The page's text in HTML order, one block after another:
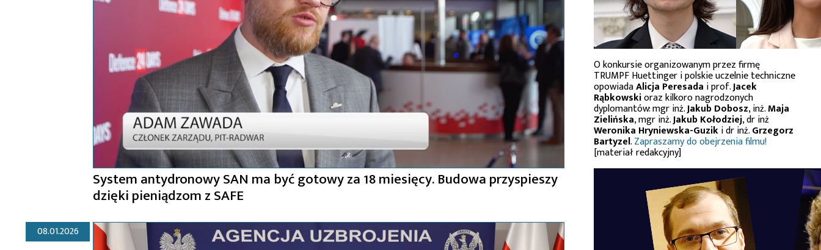
System antydronowy SAN ma być gotowy za 18 miesięcy. Budowa przyspieszy
dzięki pieniądzom z SAFE
08.01.2026
O konkursie organizowanym przez firmę
TRUMPF Huettinger i polskie uczelnie techniczne
opowiadaAlicja Peresada i prof.Jacek
Rąbkowskioraz kilkoro nagrodzonych
dyplomantów: mgr inż.Jakub Dobosz, inż.Maja
Zielińska, mgr inż.Jakub Kołodziej, dr inż
Weronika Hryniewska-Guziki dr inż.Grzegorz
Bartyzel.Zapraszamy do obejrzenia filmu!
[materiał redakcyjny]